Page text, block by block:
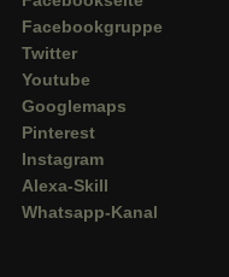
Facebookgruppe
Twitter
Youtube
Googlemaps
Pinterest
Instagram
Alexa-Skill
Whatsapp-Kanal